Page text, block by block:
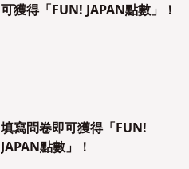
可獲得「FUN! JAPAN點數」！
填寫問卷即可獲得「FUN!
JAPAN點數」！